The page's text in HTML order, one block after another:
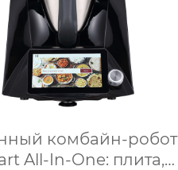
комбайн-робот
All-In-One: плита,